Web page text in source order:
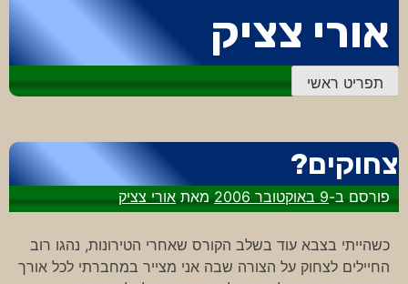
לתוכן
אורי צציק
תפריט ראשי
צחוקים?
פורסם ב-9 באוקטובר 2006 מאתאורי צציק
כשהייתי בצבא עוד בשלב הקורס שאחרי הטירונות, נהגו רוב
החיילים לצחוק על הצורה שבה אני מצייר במחברתי לכל אורך